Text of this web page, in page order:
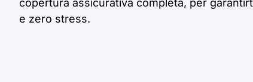
copertura assicurativa completa, per
e zero stress.